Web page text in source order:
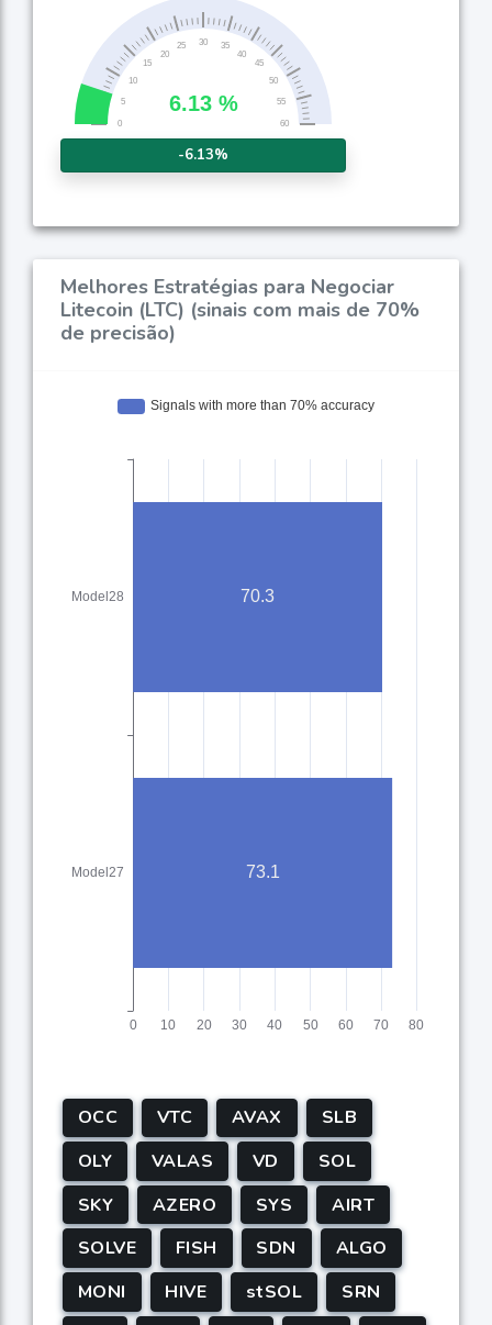
-6.13%
Melhores Estratégias para Negociar
Litecoin (LTC) (sinais com mais de 70%
de precisão)
OCC VTC AVAX
SLB
OLY
VALAS VD
SOL
SKY
AZERO SYS
AIRT
SOLVE
FISH SDN
ALGO
MONI
HIVE stSOL
SRN